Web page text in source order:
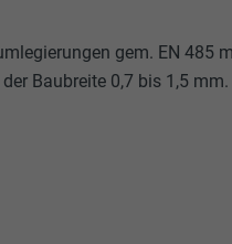
gem. EN 485
Baubreite 0,7 bis 1,5 mm.